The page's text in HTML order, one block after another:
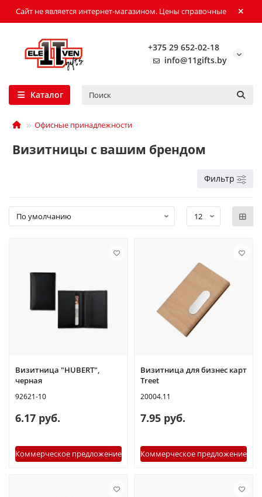
Сайт не является интернет-магазином. Цены справочные
+375 29 652-02-18
info@11gifts.by
Каталог
Офисные принадлежности
Визитницы с вашим брендом
Фильтр
Визитница "HUBERT",
черная
92621-10
6.17 руб.
Коммерческое предложение
Визитница для бизнес карт
Treet
20004.11
7.95 руб.
Коммерческое предложение